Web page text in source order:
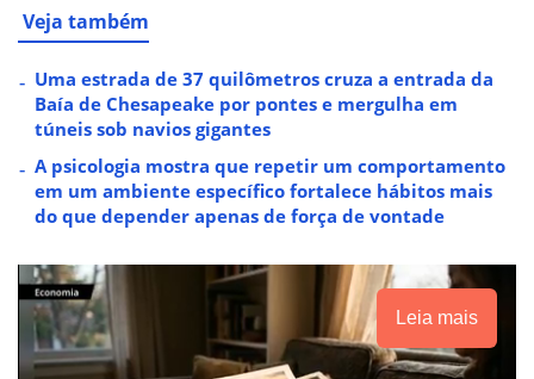
Veja também
Uma estrada de 37 quilômetros cruza a entrada da
Baía de Chesapeake por pontes e mergulha em
túneis sob navios gigantes
A psicologia mostra que repetir um comportamento
em um ambiente específico fortalece hábitos mais
do que depender apenas de força de vontade
Leia mais